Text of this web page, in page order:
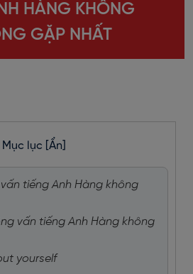
HÀNG KHÔNG
GẶP NHẤT
Mục lục [Ẩn]
tiếng Anh Hàng không
vấn tiếng Anh Hàng không
yourself